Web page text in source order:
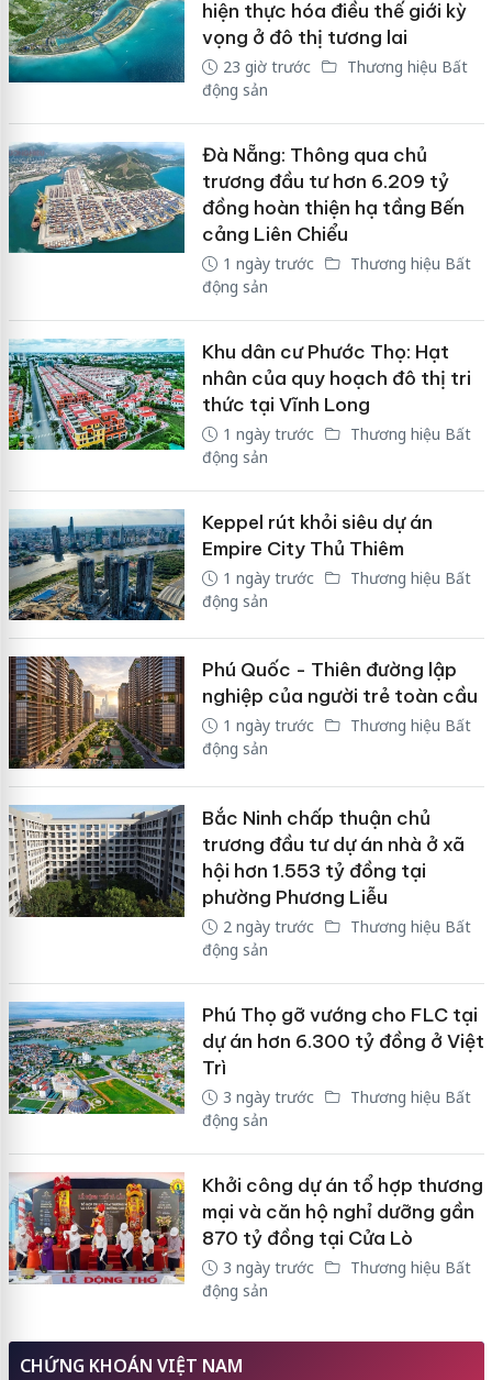
hiện thực hóa điều thế giới kỳ
vọng ở đô thị tương lai
23 giờ trước
Thương hiệu Bất
động sản
Đà Nẵng: Thông qua chủ
trương đầu tư hơn 6.209 tỷ
đồng hoàn thiện hạ tầng Bến
cảng Liên Chiểu
1 ngày trước
Thương hiệu Bất
động sản
Khu dân cư Phước Thọ: Hạt
nhân của quy hoạch đô thị tri
thức tại Vĩnh Long
1 ngày trước
Thương hiệu Bất
động sản
Keppel rút khỏi siêu dự án
Empire City Thủ Thiêm
1 ngày trước
Thương hiệu Bất
động sản
Phú Quốc - Thiên đường lập
nghiệp của người trẻ toàn cầu
1 ngày trước
Thương hiệu Bất
động sản
Bắc Ninh chấp thuận chủ
trương đầu tư dự án nhà ở xã
hội hơn 1.553 tỷ đồng tại
phường Phương Liễu
2 ngày trước
Thương hiệu Bất
động sản
Phú Thọ gỡ vướng cho FLC tại
dự án hơn 6.300 tỷ đồng ở Việt
Trì
3 ngày trước
Thương hiệu Bất
động sản
Khởi công dự án tổ hợp thương
mại và căn hộ nghỉ dưỡng gần
870 tỷ đồng tại Cửa Lò
3 ngày trước
Thương hiệu Bất
động sản
CHỨNG KHOÁN VIỆT NAM